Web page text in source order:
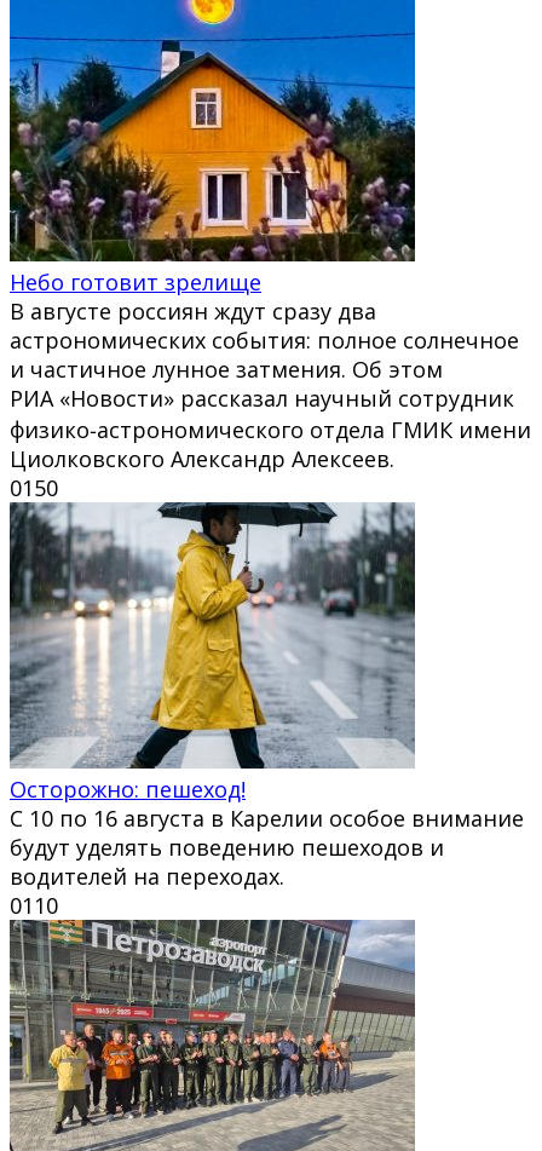
Небо готовит зрелище
В августе россиян ждут сразу два
астрономических события: полное солнечное
и частичное лунное затмения. Об этом
РИА «Новости» рассказал научный сотрудник
физико‑астрономического отдела ГМИК имени
Циолковского Александр Алексеев.
0150
Осторожно: пешеход!
С 10 по 16 августа в Карелии особое внимание
будут уделять поведению пешеходов и
водителей на переходах.
0110